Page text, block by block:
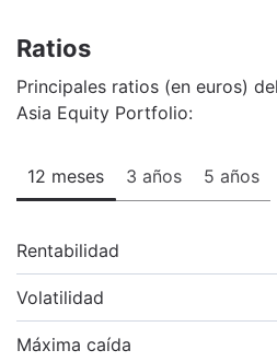
Ratios
Principales ratios (en euros)
Asia Equity Portfolio:
12 meses 3 años 5 años
Rentabilidad
Volatilidad
Máxima caída